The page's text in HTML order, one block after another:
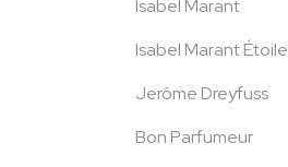
Isabel Marant
Isabel Marant Étoile
Jerôme Dreyfuss
Bon Parfumeur